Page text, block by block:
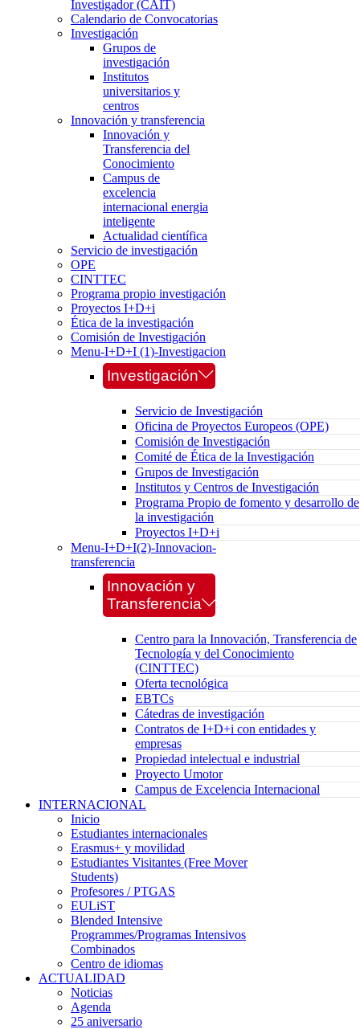
Investigador (CAIT)
Calendario de Convocatorias
Investigación
Grupos de
investigación
Institutos
universitarios y
centros
Innovación y transferencia
Innovación y
Transferencia del
Conocimiento
Campus de
excelencia
internacional energia
inteligente
Actualidad científica
Servicio de investigación
OPE
CINTTEC
Programa propio investigación
Proyectos I+D+i
Ética de la investigación
Comisión de Investigación
Menu-I+D+I (1)-Investigacion
Investigación
Servicio de Investigación
Oficina de Proyectos Europeos (OPE)
Comisión de Investigación
Comité de Ética de la Investigación
Grupos de Investigación
Institutos y Centros de Investigación
Programa Propio de fomento y desarrollo de
la investigación
Proyectos I+D+i
Menu-I+D+I(2)-Innovacion-
transferencia
Innovación y
Transferencia
Centro para la Innovación, Transferencia de
Tecnología y del Conocimiento
(CINTTEC)
Oferta tecnológica
EBTCs
Cátedras de investigación
Contratos de I+D+i con entidades y
empresas
Propiedad intelectual e industrial
Proyecto Umotor
Campus de Excelencia Internacional
INTERNACIONAL
Inicio
Estudiantes internacionales
Erasmus+ y movilidad
Estudiantes Visitantes (Free Mover
Students)
Profesores / PTGAS
EULiST
Blended Intensive
Programmes/Programas Intensivos
Combinados
Centro de idiomas
ACTUALIDAD
Noticias
Agenda
25 aniversario